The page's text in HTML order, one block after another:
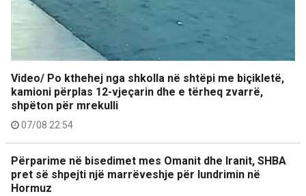
Video/ Po kthehej nga shkolla në shtëpi me biçikletë,
kamioni përplas 12-vjeçarin dhe e tërheq zvarrë,
shpëton për mrekulli
07/08 22:54
Përparime në bisedimet mes Omanit dhe Iranit, SHBA
pret së shpejti një marrëveshje për lundrimin në
Hormuz